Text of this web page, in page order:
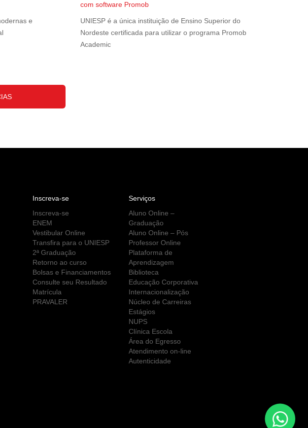
e
com software Promob
UNIESP é a única instituição de Ensino Superior do
Nordeste certificada para utilizar o programa Promob
Academic
Inscreva-se
Inscreva-se
ENEM
Vestibular Online
Transfira para o UNIESP
2ª Graduação
Retorno ao curso
Bolsas e Financiamentos
Consulte seu Resultado
Matrícula
PRAVALER
Serviços
Aluno Online –
Graduação
Aluno Online – Pós
Professor Online
Plataforma de
Aprendizagem
Biblioteca
Educação Corporativa
Internacionalização
Núcleo de Carreiras
Estágios
NUPS
Clínica Escola
Área do Egresso
Atendimento on-line
Autenticidade